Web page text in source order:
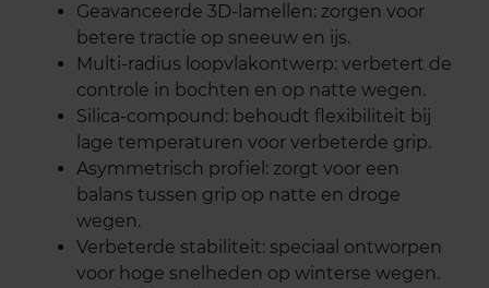
Geavanceerde 3D-lamellen: zorgen voor
betere tractie op sneeuw en ijs.
Multi-radius loopvlakontwerp: verbetert de
controle in bochten en op natte wegen.
Silica-compound: behoudt flexibiliteit bij
lage temperaturen voor verbeterde grip.
Asymmetrisch profiel: zorgt voor een
balans tussen grip op natte en droge
wegen.
Verbeterde stabiliteit: speciaal ontworpen
voor hoge snelheden op winterse wegen.